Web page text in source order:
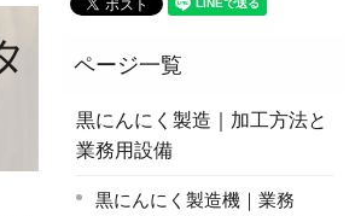
黒にんにく製造｜加工方法と
業務用設備
黒にんにく製造機｜業務